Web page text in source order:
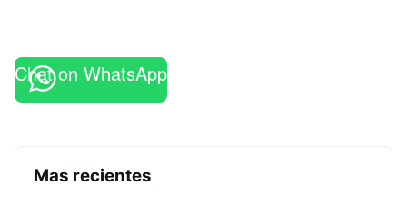
Chat on WhatsApp
Mas recientes